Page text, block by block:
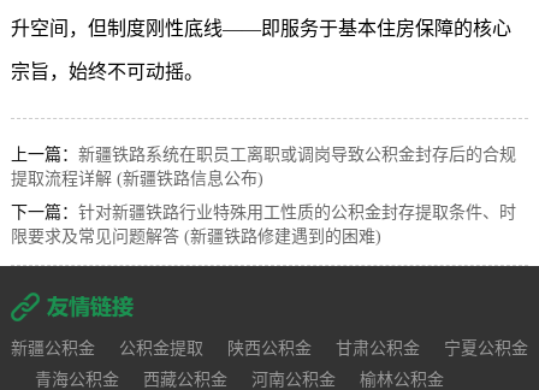
升空间，但制度刚性底线——即服务于基本住房保障的核心
宗旨，始终不可动摇。
上一篇： 新疆铁路系统在职员工离职或调岗导致公积金封存后的合规
提取流程详解 (新疆铁路信息公布)
下一篇： 针对新疆铁路行业特殊用工性质的公积金封存提取条件、时
限要求及常见问题解答 (新疆铁路修建遇到的困难)
新疆公积金 公积金提取 陕西公积金 甘肃公积金
宁夏公积金
青海公积金
西藏公积金 河南公积金
榆林公积金